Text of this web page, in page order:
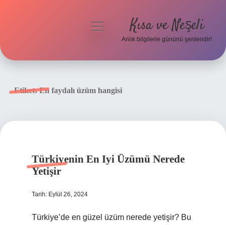
menüyü
Kısa ve Neşeli
Anlık bilgilerle gününü şenlendir!
Etiket:En faydalı üzüm hangisi
Türkiyenin En Iyi Üzümü Nerede
Yetişir
Tarih: Eylül 26, 2024
Türkiye’de en güzel üzüm nerede yetişir? Bu